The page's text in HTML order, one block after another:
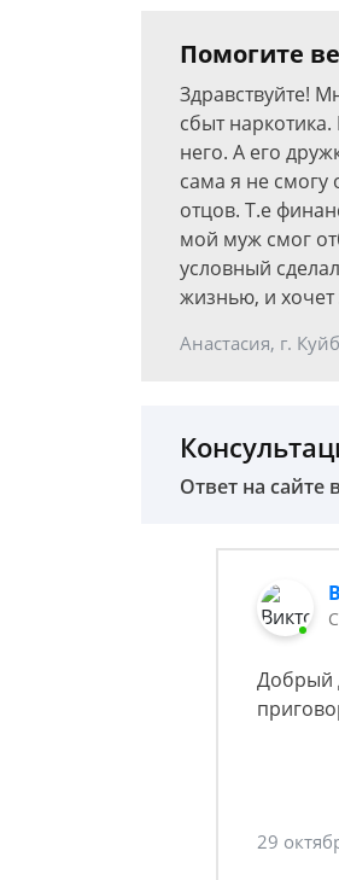
Помогите
Здравствуйте!
сбыт
него. А его
сама я не
отцов. Т.е
мой муж смог
условный
жизнью, и хочет
Анастасия, г.
Ответ на сайте
Добрый
29